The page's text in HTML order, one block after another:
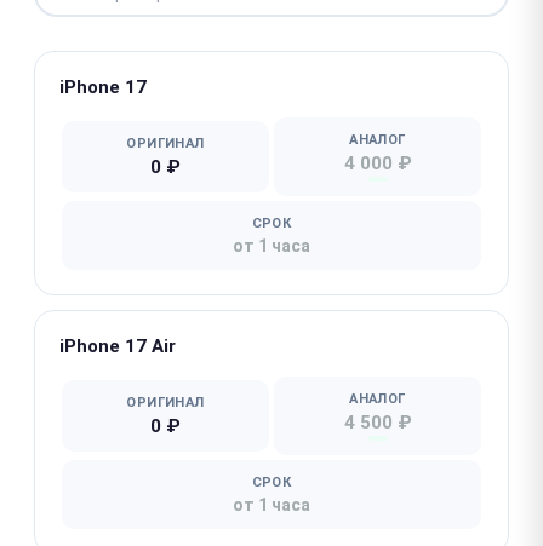
iPhone 17
ОРИГИНАЛ
0 ₽
АНАЛОГ
4 000 ₽
СРОК
от 1 часа
iPhone 17 Air
ОРИГИНАЛ
0 ₽
АНАЛОГ
4 500 ₽
СРОК
от 1 часа